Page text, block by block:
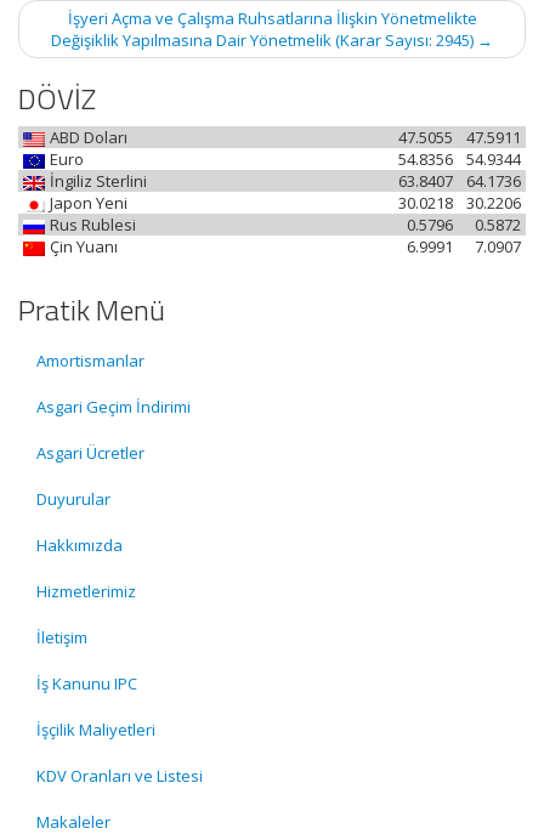
İşyeri Açma ve Çalışma Ruhsatlarına İlişkin Yönetmelikte
Değişiklik Yapılmasına Dair Yönetmelik (Karar Sayısı: 2945) →
DÖVİZ
ABD Doları 47.5911
47.5055
Euro
54.9344
54.8356
İngiliz Sterlini
64.1736
63.8407
Japon Yeni
30.2206
30.0218
Rus Rublesi
0.5872
0.5796
Çin Yuanı
7.0907
6.9991
Pratik Menü
Amortismanlar
Asgari Geçim İndirimi
Asgari Ücretler
Duyurular
Hakkımızda
Hizmetlerimiz
İletişim
İş Kanunu IPC
İşçilik Maliyetleri
KDV Oranları ve Listesi
Makaleler